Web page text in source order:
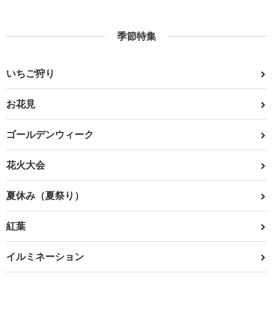
季節特集
いちご狩り
お花見
ゴールデンウィーク
花火大会
夏休み（夏祭り）
紅葉
イルミネーション